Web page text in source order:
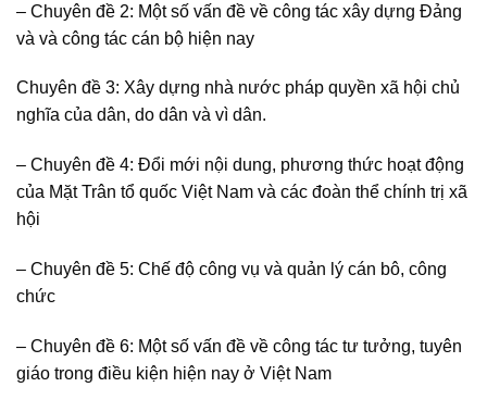
– Chuyên đề 2: Một số vấn đề về công tác xây dựng Đảng
và và công tác cán bộ hiện nay
Chuyên đề 3: Xây dựng nhà nước pháp quyền xã hội chủ
nghĩa của dân, do dân và vì dân.
– Chuyên đề 4: Đổi mới nội dung, phương thức hoạt động
của Mặt Trân tổ quốc Việt Nam và các đoàn thể chính trị xã
hội
– Chuyên đề 5: Chế độ công vụ và quản lý cán bô, công
chức
– Chuyên đề 6: Một số vấn đề về công tác tư tưởng, tuyên
giáo trong điều kiện hiện nay ở Việt Nam